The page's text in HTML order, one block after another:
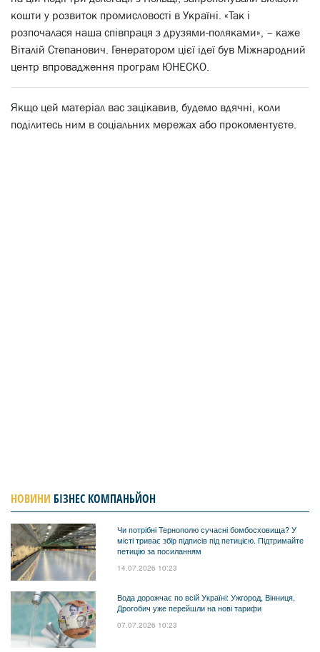
кошти у розвиток промисловості в Україні. «Так і
розпочалася наша співпраця з друзями-поляками», – каже
Віталій Степанович. Генератором цієї ідеї був Міжнародний
центр впровадження програм ЮНЕСКО.
Якщо цей матеріал вас зацікавив, будемо вдячні, коли
поділитесь ним в соціальних мережах або прокоментуєте.
НОВИНИ БІЗНЕС КОМПАНЬЙОН